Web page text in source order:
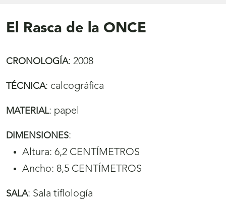
El Rasca de la ONCE
CRONOLOGÍA: 2008
TÉCNICA: calcográfica
MATERIAL: papel
DIMENSIONES:
Altura: 6,2 CENTÍMETROS
Ancho: 8,5 CENTÍMETROS
SALA: Sala tiflología